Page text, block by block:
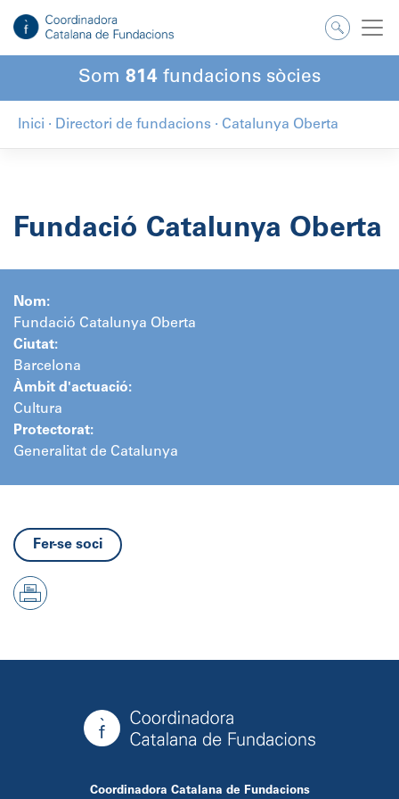
contingut
Som 814 fundacions sòcies
Inici · Directori de fundacions · Catalunya Oberta
Fundació Catalunya Oberta
Nom:
Fundació Catalunya Oberta
Ciutat:
Barcelona
Àmbit d'actuació:
Cultura
Protectorat:
Generalitat de Catalunya
Fer-se soci
Coordinadora Catalana de Fundacions